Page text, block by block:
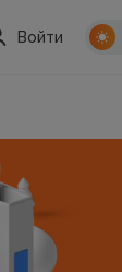
Войти